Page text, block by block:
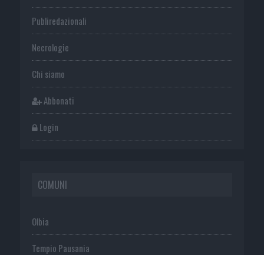
Publiredazionali
Necrologie
Chi siamo
Abbonati
Login
COMUNI
Olbia
Tempio Pausania